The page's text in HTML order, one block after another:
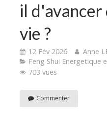
il
vie ?
12 Fév 2026
Anne
Feng Shui Energetique
703 vues
Commenter